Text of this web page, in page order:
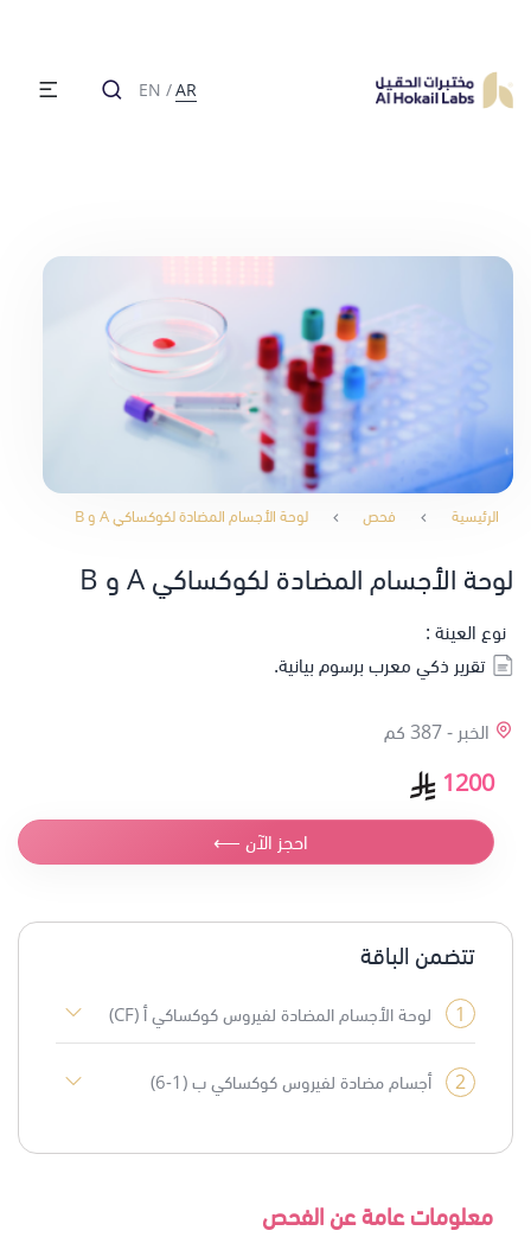
EN /AR
الرئيسية فحص لوحة الأجسام المضادة لكوكساكي A و B
لوحة الأجسام المضادة لكوكساكي A و B
نوع العينة :
تقرير ذكي معرب برسوم بيانية.
الخبر -387 كم
1200
احجز الآن ⟵
تتضمن الباقة
1
2 أجسام مضادة لفيروس كوكساكي ب (1-6)
معلومات عامة عن الفحص